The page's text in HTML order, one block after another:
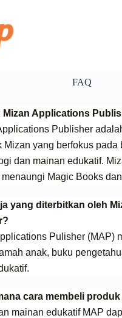
FAQ
Mizan Applications
Publisher
Mizan yang berfokus pada
dan mainan edukatif.
Magic Books
yang diterbitkan oleh
Pulisher (MAP)
anak, buku
cara membeli produk
mainan edukatif MAP